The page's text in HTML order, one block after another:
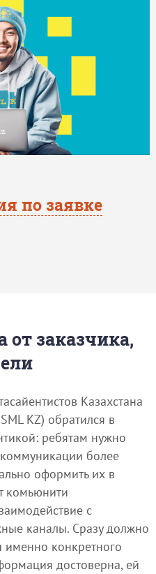
по заявке
от заказчика,
Казахстана
KZ) обратился в
ребятам нужно
более
оформить их в
комьюнити
с
каналы. Сразу должно
именно конкретного
достоверна, ей